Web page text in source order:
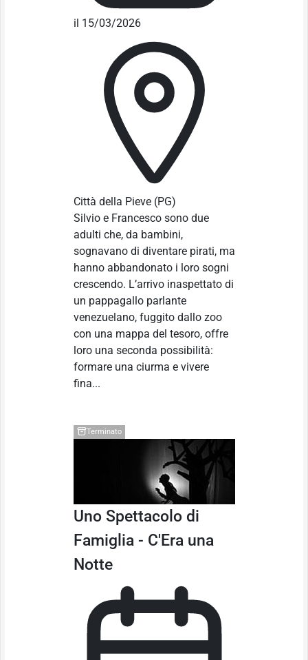
il 15/03/2026
Città della Pieve (PG)
Silvio e Francesco sono due
adulti che, da bambini,
sognavano di diventare pirati, ma
hanno abbandonato i loro sogni
crescendo. L’arrivo inaspettato di
un pappagallo parlante
venezuelano, fuggito dallo zoo
con una mappa del tesoro, offre
loro una seconda possibilità:
formare una ciurma e vivere
fina...
Terminato
Uno Spettacolo di
Famiglia - C'Era una
Notte